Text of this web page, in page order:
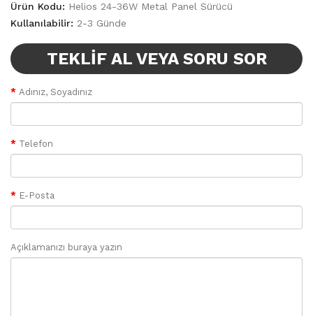
Ürün Kodu: Helios 24-36W Metal Panel Sürücü
Kullanılabilir: 2-3 Günde
TEKLIF AL VEYA SORU SOR
Adınız, Soyadınız
Telefon
E-Posta
Açıklamanızı buraya yazın